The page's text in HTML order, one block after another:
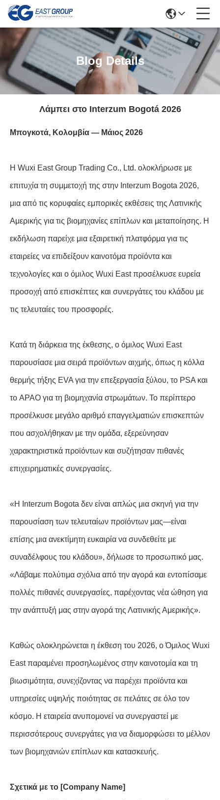
Blog Details
Λάμπει στο Interzum Bogotá 2026
Μπογκοτά, Κολομβία — Μάιος 2026
Η Wuxi East Group Trading Co., Ltd. ολοκλήρωσε με
επιτυχία τη συμμετοχή της στην Interzum Bogota 2026,
μια από τις κορυφαίες εμπορικές εκθέσεις της Λατινικής
Αμερικής για τις βιομηχανίες επίπλων και μεταποίησης. Η
εκδήλωση παρείχε μια εξαιρετική πλατφόρμα για τις
εταιρείες να επιδείξουν καινοτόμα προϊόντα και
τεχνολογίες και ο όμιλος Wuxi East προσέλκυσε ευρεία
προσοχή από επισκέπτες και συνεργάτες του κλάδου με
τις τελευταίες του προσφορές.
Κατά τη διάρκεια της έκθεσης, ο όμιλος Wuxi East
παρουσίασε μια σειρά προϊόντων αιχμής, όπως η κόλλα
θερμής τήξης EVA για την επεξεργασία ξύλου, το PSA και
το APAO για τη βιομηχανία στρωμάτων. Το περίπτερο
προσέλκυσε μεγάλο αριθμό επαγγελματιών επισκεπτών
που ασχολήθηκαν με την ομάδα, εξερεύνησαν
χαρακτηριστικά προϊόντων και συζήτησαν πιθανές
επιχειρηματικές συνεργασίες.
«Η Interzum Bogota δεν είναι απλώς μια σκηνή για την
παρουσίαση των τελευταίων προϊόντων μας—είναι
επίσης μια ανεκτίμητη ευκαιρία να συνδεθείτε με
συναδέλφους του κλάδου», δήλωσε το προσωπικό μας.
«Λάβαμε πολύτιμα σχόλια από την αγορά και εντοπίσαμε
πολλές πιθανές συνεργασίες, παρέχοντας νέα ώθηση για
την ανάπτυξή μας στην αγορά της Λατινικής Αμερικής».
Καθώς ολοκληρώνεται η έκθεση του 2026, ο Όμιλος Wuxi
East παραμένει προσηλωμένος στην καινοτομία και τη
βιωσιμότητα, συνεχίζοντας να παρέχει προϊόντα και
υπηρεσίες υψηλής ποιότητας σε πελάτες σε όλο τον
κόσμο. Η εταιρεία ανυπομονεί να συνεργαστεί με
περισσότερους συνεργάτες για να διαμορφώσει το μέλλον
των βιομηχανιών επίπλων και κατασκευής.
Σχετικά με το [Company Name]